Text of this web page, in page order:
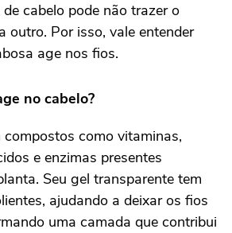
cabelo pode não trazer o
outro. Por isso, vale entender
age nos fios.
no cabelo?
como vitaminas,
e enzimas presentes
Seu gel transparente tem
ajudando a deixar os fios
uma camada que contribui